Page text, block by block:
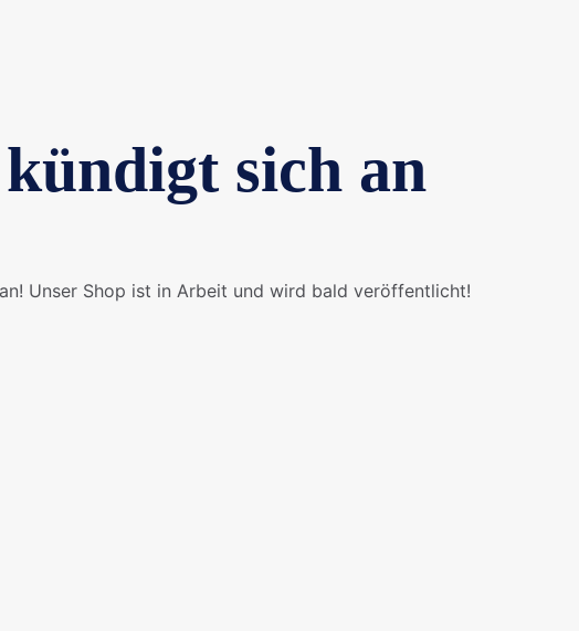
sich an
Unser Shop ist in Arbeit und wird bald veröffentlicht!